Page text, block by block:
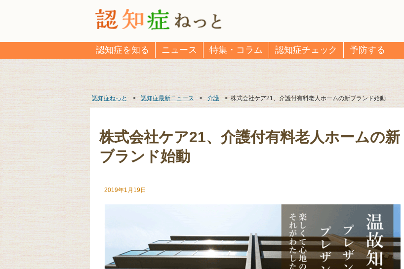
認知症を知る ニュース 特集・コラム 認知症チェック 予防する
認知症ねっと > 認知症最新ニュース > 介護 > 株式会社ケア21、介護付有料老人ホームの新ブランド始動
株式会社ケア21、介護付有料老人ホームの新
ブランド始動
2019年1月19日